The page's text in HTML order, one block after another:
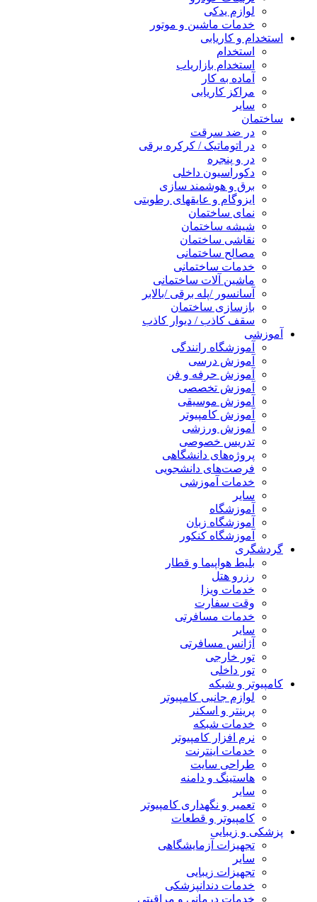
لوازم یدکی
خدمات ماشین و موتور
استخدام و کاریابی
استخدام
استخدام بازاریاب
آماده به کار
مراکز کاریابی
سایر
ساختمان
در ضد سرقت
در اتوماتیک / کرکره برقی
در و پنجره
دکوراسیون داخلی
برق و هوشمند سازی
ایزوگام و عایقهای رطوبتی
نمای ساختمان
شیشه ساختمان
نقاشی ساختمان
مصالح ساختمانی
خدمات ساختمانی
ماشین آلات ساختمانی
آسانسور /پله برقی /بالابر
بازسازی ساختمان
سقف کاذب / دیوار کاذب
آموزشی
آموزشگاه رانندگی
آموزش درسی
آموزش حرفه و فن
آموزش تخصصی
آموزش موسیقی
آموزش کامپیوتر
آموزش ورزشی
تدریس خصوصی
پروژه‌های دانشگاهی
فرصت‌های دانشجویی
خدمات آموزشی
سایر
آموزشگاه
آموزشگاه زبان
آموزشگاه کنکور
گردشگری
بلیط هواپیما و قطار
رزرو هتل
خدمات ویزا
وقت سفارت
خدمات مسافرتی
سایر
آژانس مسافرتی
تور خارجی
تور داخلی
کامپیوتر و شبکه
لوازم جانبی کامپیوتر
پرینتر و اسکنر
خدمات شبکه
نرم افزار کامپیوتر
خدمات اینترنت
طراحی سایت
هاستینگ و دامنه
سایر
تعمیر و نگهداری کامپیوتر
کامپیوتر و قطعات
پزشکی و زیبایی
تجهیزات آزمایشگاهی
سایر
تجهیزات زیبایی
خدمات دندانپزشکی
خدمات درمانی و مراقبتی